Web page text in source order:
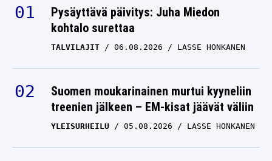
Pysäyttävä päivitys: Juha Miedon
kohtalo surettaa
TALVILAJIT 06.08.2026 LASSE HONKANEN
Suomen moukarinainen murtui kyyneliin
treenien jälkeen – EM-kisat jäävät väliin
YLEISURHEILU 05.08.2026 LASSE HONKANEN